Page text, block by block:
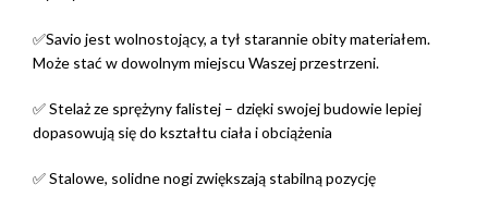
✅Savio jest wolnostojący, a tył starannie obity materiałem.
Może stać w dowolnym miejscu Waszej przestrzeni.
✅ Stelaż ze sprężyny falistej – dzięki swojej budowie lepiej
dopasowują się do kształtu ciała i obciążenia
✅ Stalowe, solidne nogi zwiększają stabilną pozycję